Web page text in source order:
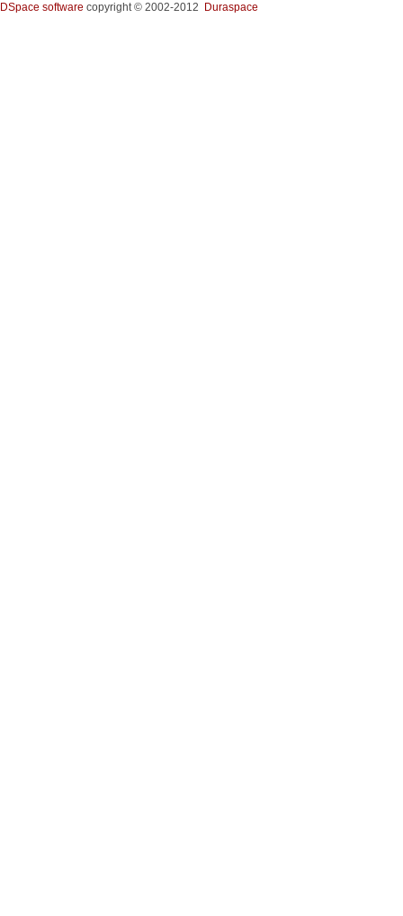
DSpace software copyright © 2002-2012 Duraspace